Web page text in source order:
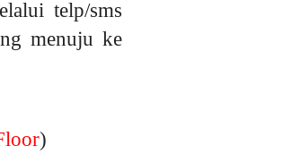
telp/sms
menuju ke
)